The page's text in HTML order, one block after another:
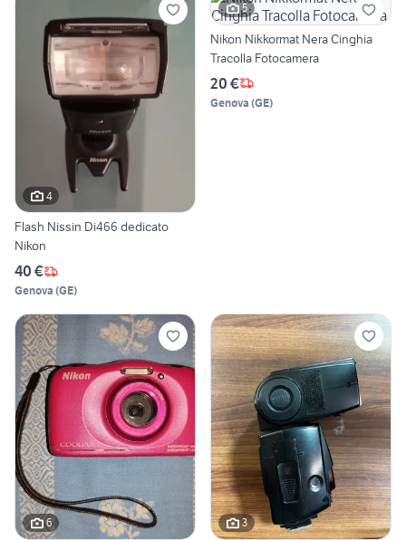
4
Flash Nissin Di466 dedicato
Nikon
40 €
Genova (GE)
5
Nikon Nikkormat Nera Cinghia
Tracolla Fotocamera
20 €
Genova (GE)
6 3